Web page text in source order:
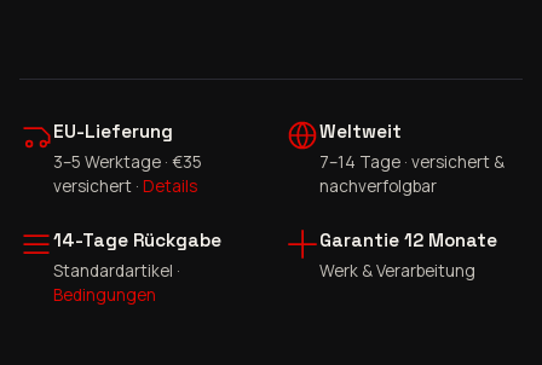
EU-Lieferung
3–5 Werktage · €35
versichert · Details
Weltweit
7–14 Tage · versichert &
nachverfolgbar
14-Tage Rückgabe
Standardartikel ·
Bedingungen
Garantie 12 Monate
Werk & Verarbeitung